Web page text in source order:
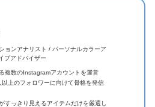
ョンアナリスト / パーソナルカラーア
プアドバイザー
複数のInstagramアカウントを運営
以上のフォロワーに向けて骨格を発信
すっきり見えるアイテムだけを厳選し